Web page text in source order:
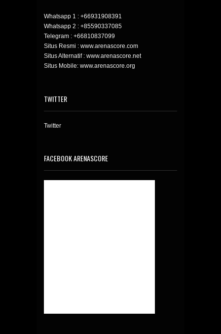
Whatsapp 1 : +66931908391
Whatsapp 2 : +85590337085
Telegram : +66810837099
Situs Resmi : www.arenascore.com
Situs Alternatif : www.arenascore.net
Situs Mobile: www.arenascore.org
TWITTER
Twitter
FACEBOOK ARENASCORE